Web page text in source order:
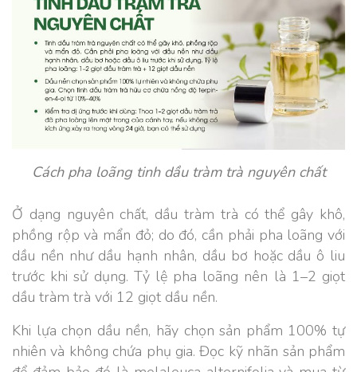
Cách pha loãng tinh dầu tràm trà nguyên chất
Ở dạng nguyên chất, dầu tràm trà có thể gây khô,
phồng rộp và mẩn đỏ; do đó, cần phải pha loãng với
dầu nền như dầu hạnh nhân, dầu bơ hoặc dầu ô liu
trước khi sử dụng. Tỷ lệ pha loãng nên là 1–2 giọt
dầu tràm trà với 12 giọt dầu nền.
Khi lựa chọn dầu nền, hãy chọn sản phẩm 100% tự
nhiên và không chứa phụ gia. Đọc kỹ nhãn sản phẩm